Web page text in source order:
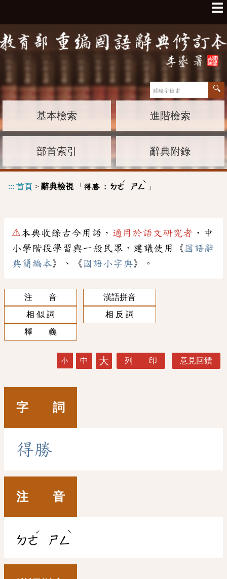
☰
基本檢索 進階檢索
部首索引 辭典附錄
::: 首頁 > 辭典檢視「 得勝 : ㄉㄜ
ˊ
ㄕㄥ
ˋ
」
⚠本典收錄古今用語， 適用於語文研究者 ，中
小學階段學習與一般民眾，建議使用《 國語辭
典簡編本》、《 國語小字典》。
注 音
漢語拼音
相 似 詞
相 反 詞
釋 義
小 中 大 列 印 意見回饋
字 詞
得勝
注 音
ㄉㄜ
ˊ
ㄕㄥ
ˋ